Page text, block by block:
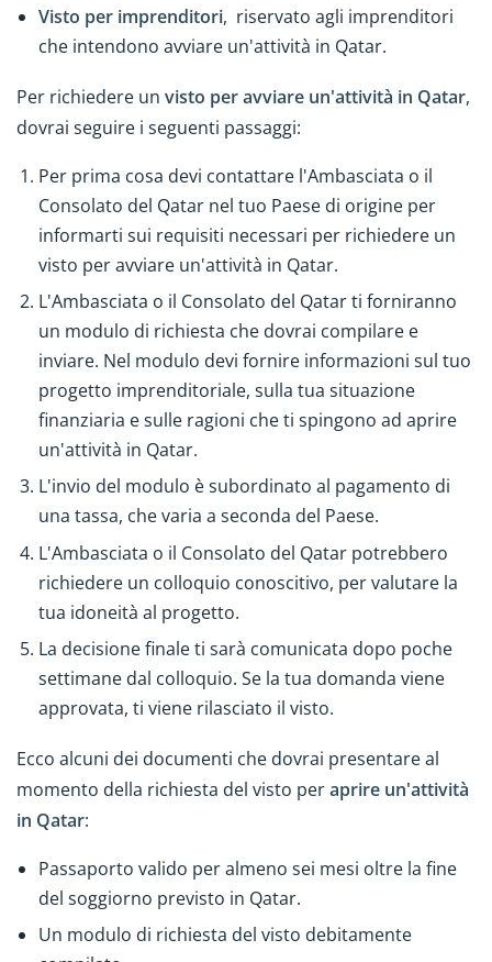
Visto per imprenditori, riservato agli imprenditori
che intendono avviare un'attività in Qatar.
Per richiedere un visto per avviare un'attività in Qatar,
dovrai seguire i seguenti passaggi:
Per prima cosa devi contattare l'Ambasciata o il
Consolato del Qatar nel tuo Paese di origine per
informarti sui requisiti necessari per richiedere un
visto per avviare un'attività in Qatar.
L'Ambasciata o il Consolato del Qatar ti forniranno
un modulo di richiesta che dovrai compilare e
inviare. Nel modulo devi fornire informazioni sul tuo
progetto imprenditoriale, sulla tua situazione
finanziaria e sulle ragioni che ti spingono ad aprire
un'attività in Qatar.
L'invio del modulo è subordinato al pagamento di
una tassa, che varia a seconda del Paese.
L'Ambasciata o il Consolato del Qatar potrebbero
richiedere un colloquio conoscitivo, per valutare la
tua idoneità al progetto.
La decisione finale ti sarà comunicata dopo poche
settimane dal colloquio. Se la tua domanda viene
approvata, ti viene rilasciato il visto.
Ecco alcuni dei documenti che dovrai presentare al
momento della richiesta del visto peraprire un'attività
in Qatar:
Passaporto valido per almeno sei mesi oltre la fine
del soggiorno previsto in Qatar.
Un modulo di richiesta del visto debitamente